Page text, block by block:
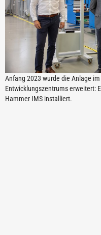
Anfang 2023 wurde die Anlage
Entwicklungszentrums erweitert:
Hammer IMS installiert.